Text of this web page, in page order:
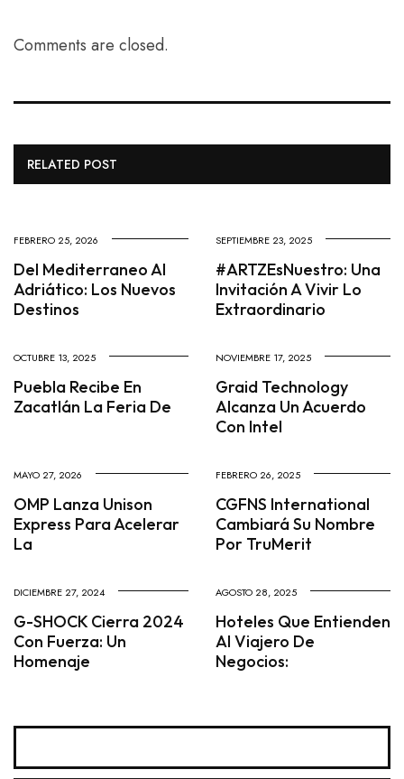
Comments are closed.
RELATED POST
FEBRERO 25, 2026
Del Mediterraneo Al
Adriático: Los Nuevos
Destinos
SEPTIEMBRE 23, 2025
#ARTZEsNuestro: Una
Invitación A Vivir Lo
Extraordinario
OCTUBRE 13, 2025
Puebla Recibe En
Zacatlán La Feria De
NOVIEMBRE 17, 2025
Graid Technology
Alcanza Un Acuerdo
Con Intel
MAYO 27, 2026
OMP Lanza Unison
Express Para Acelerar
La
FEBRERO 26, 2025
CGFNS International
Cambiará Su Nombre
Por TruMerit
DICIEMBRE 27, 2024
G-SHOCK Cierra 2024
Con Fuerza: Un
Homenaje
AGOSTO 28, 2025
Hoteles Que Entienden
Al Viajero De
Negocios: